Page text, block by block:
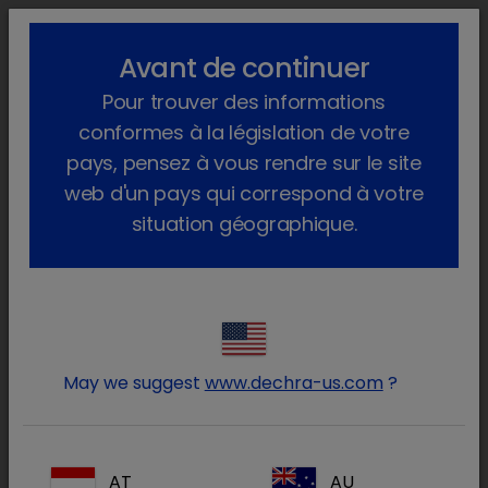
lock_outline search menu
Dinde
(4 produits)
compte Dechra
Avant de continuer
Pour trouver des informations
conformes à la législation de votre
pays, pensez à vous rendre sur le site
web d'un pays qui correspond à votre
situation géographique.
May we suggest www.dechra-us.com ?
AT AU